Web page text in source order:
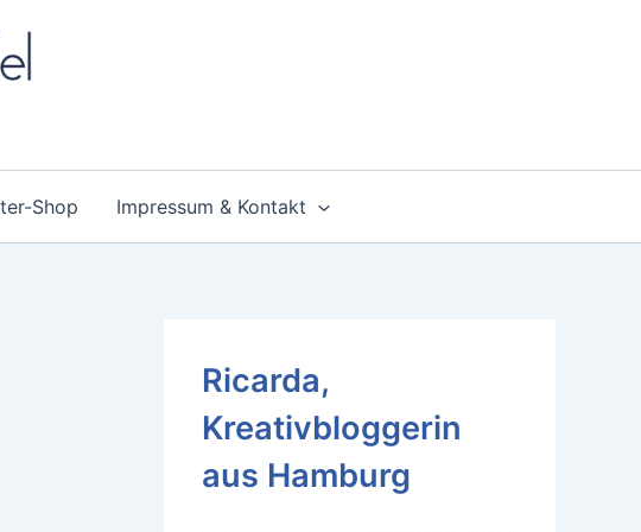
Shop Impressum & Kontakt
Ricarda,
Kreativbloggerin
aus Hamburg